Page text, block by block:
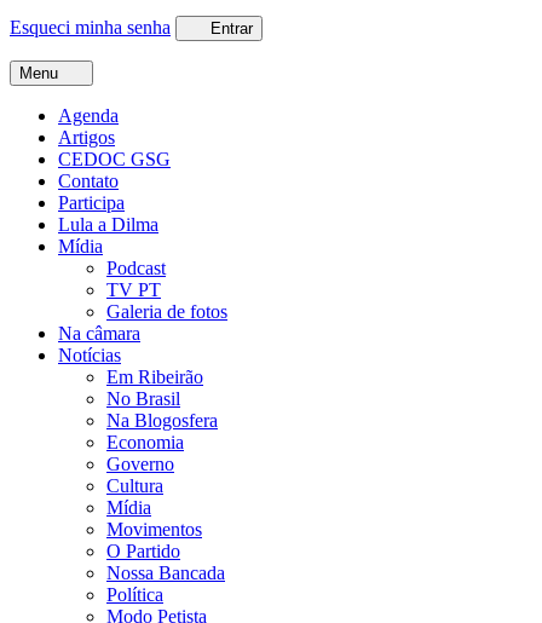
Esqueci minha senha Entrar
Menu
Agenda
Artigos
CEDOC GSG
Contato
Participa
Lula a Dilma
Mídia
Podcast
TV PT
Galeria de fotos
Na câmara
Notícias
Em Ribeirão
No Brasil
Na Blogosfera
Economia
Governo
Cultura
Mídia
Movimentos
O Partido
Nossa Bancada
Política
Modo Petista